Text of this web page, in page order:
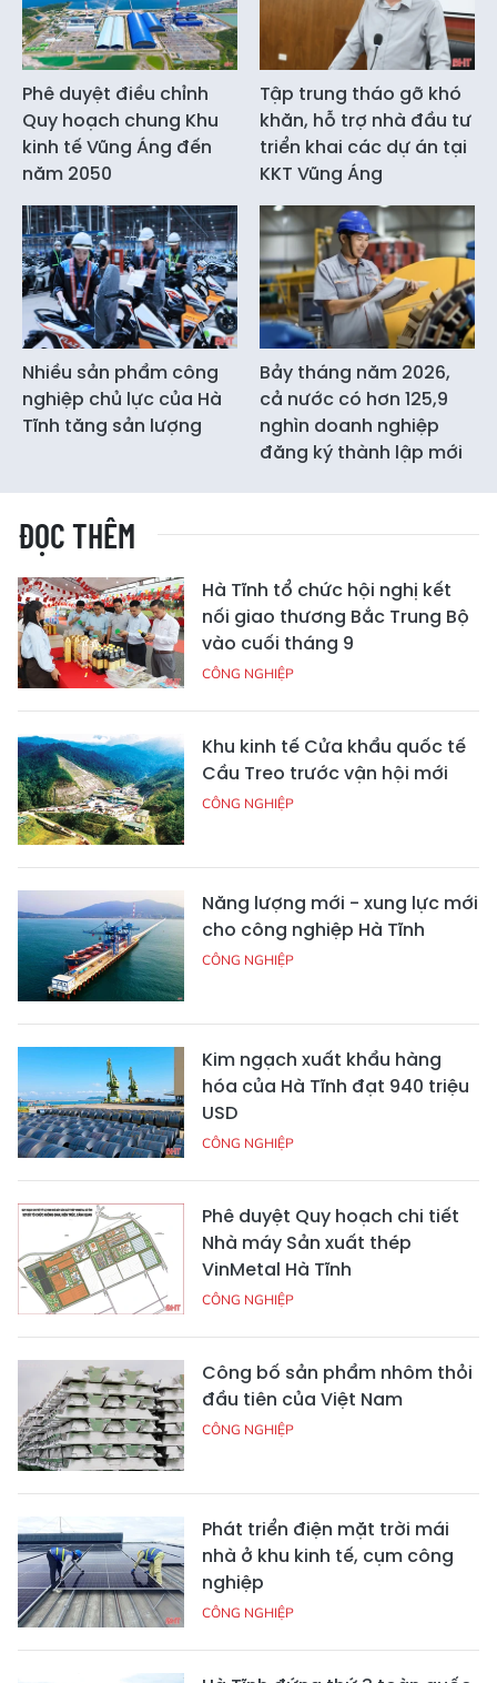
Phê duyệt điều chỉnh
Quy hoạch chung Khu
kinh tế Vũng Áng đến
năm 2050
Tập trung tháo gỡ khó
khăn, hỗ trợ nhà đầu tư
triển khai các dự án tại
KKT Vũng Áng
Nhiều sản phẩm công
nghiệp chủ lực của Hà
Tĩnh tăng sản lượng
Bảy tháng năm 2026,
cả nước có hơn 125,9
nghìn doanh nghiệp
đăng ký thành lập mới
ĐỌC THÊM
Hà Tĩnh tổ chức hội nghị kết
nối giao thương Bắc Trung Bộ
vào cuối tháng 9
CÔNG NGHIỆP
Khu kinh tế Cửa khẩu quốc tế
Cầu Treo trước vận hội mới
CÔNG NGHIỆP
Năng lượng mới - xung lực mới
cho công nghiệp Hà Tĩnh
CÔNG NGHIỆP
Kim ngạch xuất khẩu hàng
hóa của Hà Tĩnh đạt 940 triệu
USD
CÔNG NGHIỆP
Phê duyệt Quy hoạch chi tiết
Nhà máy Sản xuất thép
VinMetal Hà Tĩnh
CÔNG NGHIỆP
Công bố sản phẩm nhôm thỏi
đầu tiên của Việt Nam
CÔNG NGHIỆP
Phát triển điện mặt trời mái
nhà ở khu kinh tế, cụm công
nghiệp
CÔNG NGHIỆP